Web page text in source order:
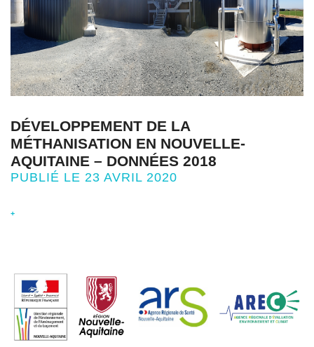
DÉVELOPPEMENT DE LA
MÉTHANISATION EN NOUVELLE-
AQUITAINE – DONNÉES 2018
PUBLIÉ LE 23 AVRIL 2020
+